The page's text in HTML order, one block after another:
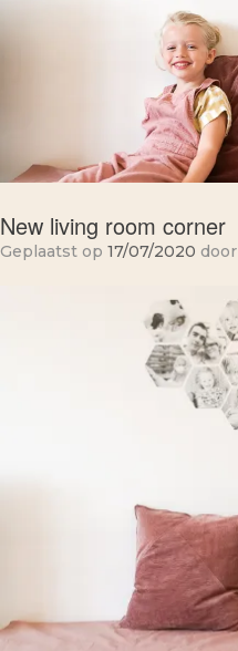
New living room corner
Geplaatst op 17/07/2020 door